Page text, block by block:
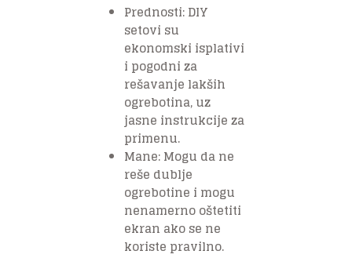
Prednosti: DIY
setovi su
ekonomski isplativi
i pogodni za
rešavanje lakših
ogrebotina, uz
jasne instrukcije za
primenu.
Mane: Mogu da ne
reše dublje
ogrebotine i mogu
nenamerno oštetiti
ekran ako se ne
koriste pravilno.